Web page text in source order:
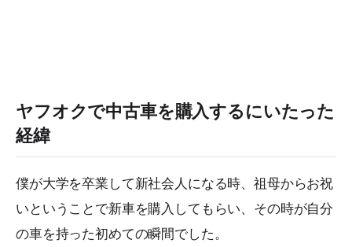
ヤフオクで中古車を購入するにいたった
経緯
僕が大学を卒業して新社会人になる時、祖母からお祝
いということで新車を購入してもらい、その時が自分
の車を持った初めての瞬間でした。